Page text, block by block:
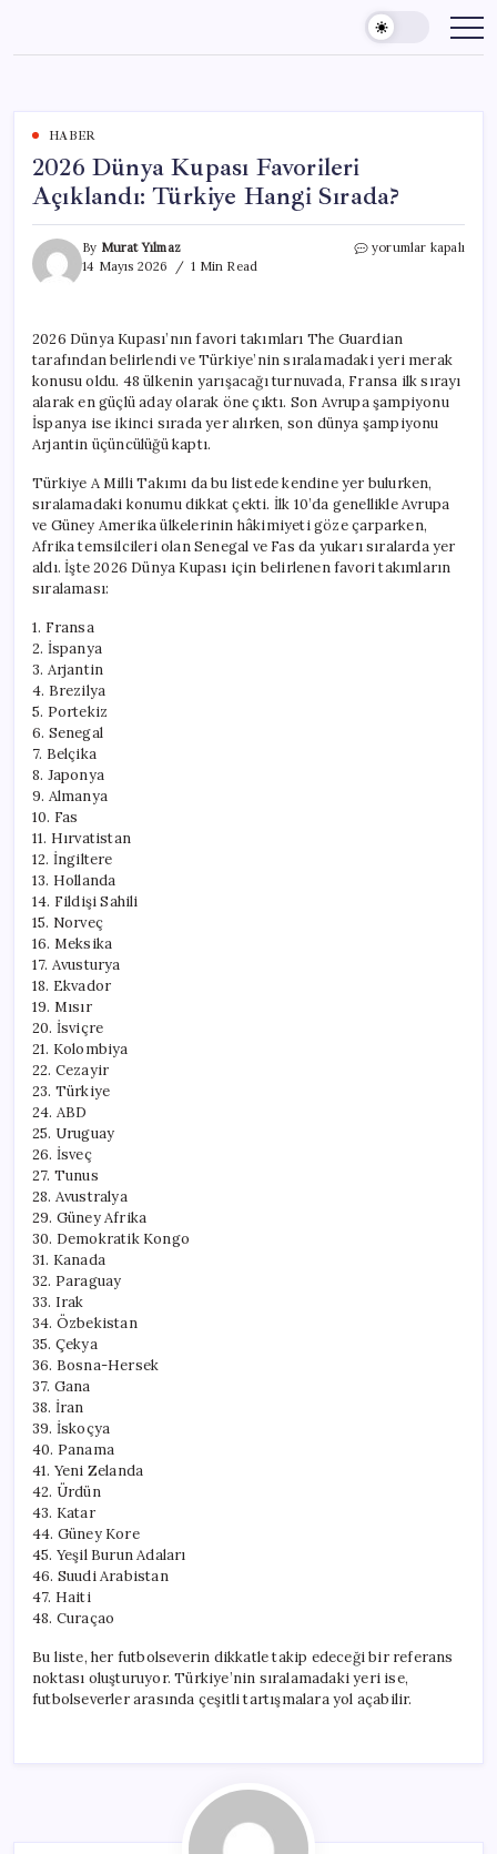
content
HABER
2026 Dünya Kupası Favorileri
Açıklandı: Türkiye Hangi Sırada?
By Murat Yılmaz
14 Mayıs 2026
1 Min Read
2026
Türkiye
Hangi
Sırada?
için
yorumlar kapalı
2026 Dünya Kupası’nın favori takımları The Guardian
tarafından belirlendi ve Türkiye’nin sıralamadaki yeri merak
konusu oldu. 48 ülkenin yarışacağı turnuvada, Fransa ilk sırayı
alarak en güçlü aday olarak öne çıktı. Son Avrupa şampiyonu
İspanya ise ikinci sırada yer alırken, son dünya şampiyonu
Arjantin üçüncülüğü kaptı.
Türkiye A Milli Takımı da bu listede kendine yer bulurken,
sıralamadaki konumu dikkat çekti. İlk 10’da genellikle Avrupa
ve Güney Amerika ülkelerinin hâkimiyeti göze çarparken,
Afrika temsilcileri olan Senegal ve Fas da yukarı sıralarda yer
aldı. İşte 2026 Dünya Kupası için belirlenen favori takımların
sıralaması:
1. Fransa
2. İspanya
3. Arjantin
4. Brezilya
5. Portekiz
6. Senegal
7. Belçika
8. Japonya
9. Almanya
10. Fas
11. Hırvatistan
12. İngiltere
13. Hollanda
14. Fildişi Sahili
15. Norveç
16. Meksika
17. Avusturya
18. Ekvador
19. Mısır
20. İsviçre
21. Kolombiya
22. Cezayir
23. Türkiye
24. ABD
25. Uruguay
26. İsveç
27. Tunus
28. Avustralya
29. Güney Afrika
30. Demokratik Kongo
31. Kanada
32. Paraguay
33. Irak
34. Özbekistan
35. Çekya
36. Bosna-Hersek
37. Gana
38. İran
39. İskoçya
40. Panama
41. Yeni Zelanda
42. Ürdün
43. Katar
44. Güney Kore
45. Yeşil Burun Adaları
46. Suudi Arabistan
47. Haiti
48. Curaçao
Bu liste, her futbolseverin dikkatle takip edeceği bir referans
noktası oluşturuyor. Türkiye’nin sıralamadaki yeri ise,
futbolseverler arasında çeşitli tartışmalara yol açabilir.